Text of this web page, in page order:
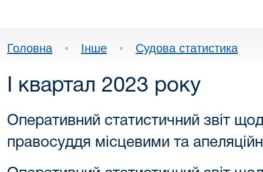
Головна • Інше • Судова статистика
І квартал 2023 року
Оперативний статистичний звіт
правосуддя місцевими та